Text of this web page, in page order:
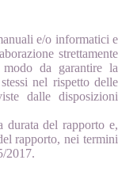
e/o informatici e
strettamente
da garantire la
nel rispetto delle
dalle disposizioni
durata del rapporto e,
rapporto, nei termini
2017.